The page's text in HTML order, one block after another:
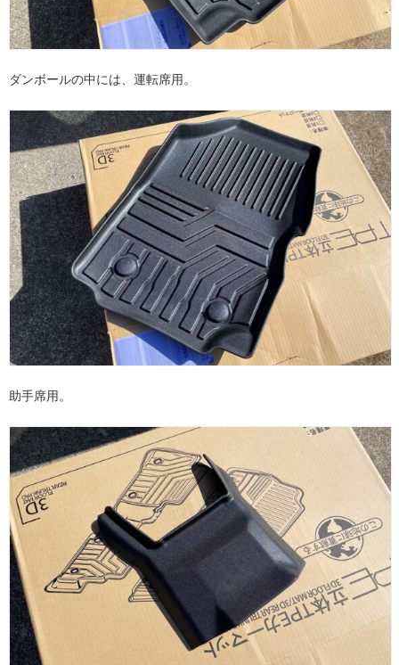
ダンボールの中には、運転席用。
助手席用。